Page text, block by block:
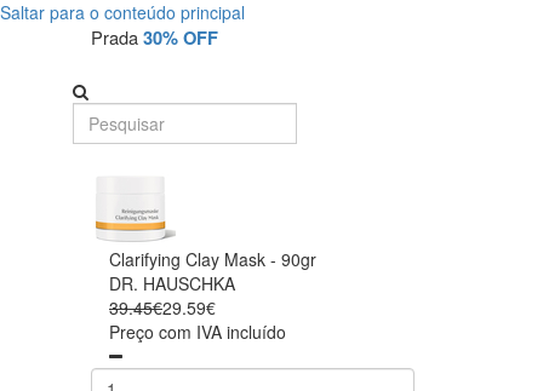
Saltar para o conteúdo principal
Prada30% OFF
Clarifying Clay Mask - 90gr
DR. HAUSCHKA
39.45€29.59€
Preço com IVA incluído